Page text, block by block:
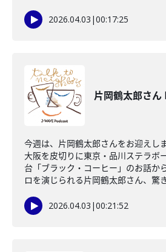
2026.04.03 |00:17:25
片岡鶴太郎さん
今週は、片岡鶴太郎さんをお迎えし
大阪を皮切りに東京・品川ステラボ
台「ブラック・コーヒー」のお話か
ロを演じられる片岡鶴太郎さん、驚
2026.04.03 |00:21:52